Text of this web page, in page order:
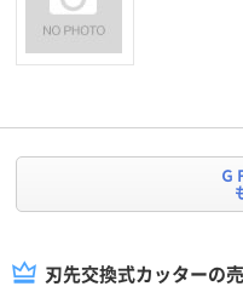
Ｇ
刃先交換式カッターの